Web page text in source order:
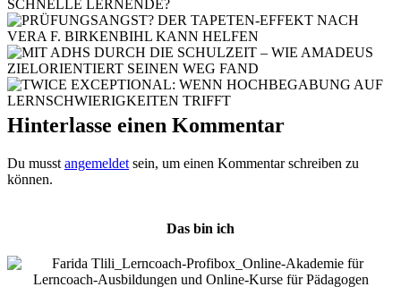
Hinterlasse einen Kommentar
Du musst angemeldet sein, um einen Kommentar schreiben zu
können.
Das bin ich